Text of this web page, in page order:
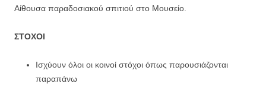
Αίθουσα παραδοσιακού σπιτιού στο Μουσείο.
ΣΤΟΧΟΙ
Ισχύουν όλοι οι κοινοί στόχοι όπως παρουσιάζονται
παραπάνω